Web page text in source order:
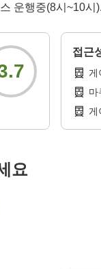
운행중(8시~10시
접근
게
마
게
요